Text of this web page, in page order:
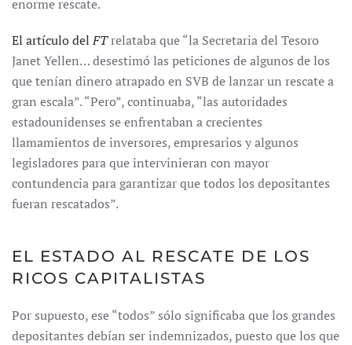
enorme rescate.
El artículo delFTrelataba que “la Secretaria del Tesoro
Janet Yellen… desestimó las peticiones de algunos de los
que tenían dinero atrapado en SVB de lanzar un rescate a
gran escala”. “Pero”, continuaba, “las autoridades
estadounidenses se enfrentaban a crecientes
llamamientos de inversores, empresarios y algunos
legisladores para que intervinieran con mayor
contundencia para garantizar que todos los depositantes
fueran rescatados”.
EL ESTADO AL RESCATE DE LOS
RICOS CAPITALISTAS
Por supuesto, ese “todos” sólo significaba que los grandes
depositantes debían ser indemnizados, puesto que los que